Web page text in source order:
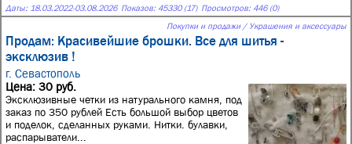
Даты: 18.03.2022-03.08.2026 Показов: 45330 (17) Просмотров: 446 (0)
Покупки и продажи / Украшения и аксессуары
Продам: Красивейшие брошки. Все для шитья -
эксклюзив !
г. Севастополь
Цена: 30 руб.
Эксклюзивные четки из натурального камня, под
заказ по 350 рублей Есть большой выбор цветов
и поделок, сделанных руками. Нитки. булавки,
распарыватели...